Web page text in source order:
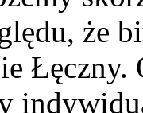
że
Łęczny.